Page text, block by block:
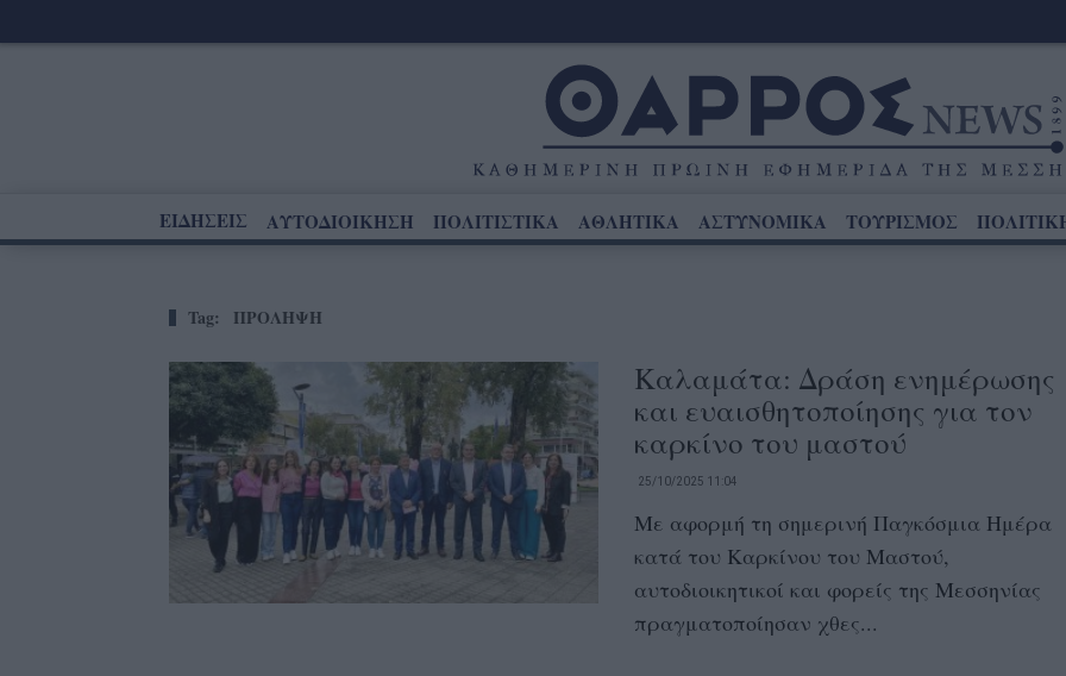
ΕΙΔΗΣΕΙΣ ΑΥΤΟΔΙΟΙΚΗΣΗ ΠΟΛΙΤΙΣΤΙΚΑ ΑΘΛΗΤΙΚΑ ΑΣΤΥΝΟΜΙΚΑ ΤΟΥΡΙΣΜΟΣ
Tag: ΠΡΟΛΗΨΗ
Καλαμάτα: Δράση ενημέρωσης
και ευαισθητοποίησης για τον
καρκίνο του μαστού
25/10/2025 11:04
Με αφορμή τη σημερινή Παγκόσμια Ημέρα
κατά του Καρκίνου του Μαστού,
αυτοδιοικητικοί και φορείς της Μεσσηνίας
πραγματοποίησαν χθες...